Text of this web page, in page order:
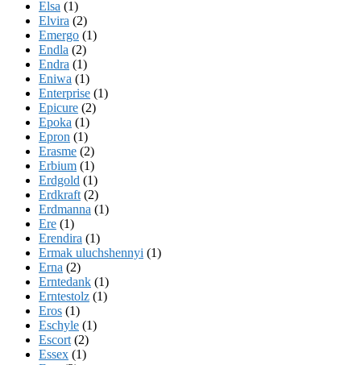
Elsa (1)
Elvira (2)
Emergo (1)
Endla (2)
Endra (1)
Eniwa (1)
Enterprise (1)
Epicure (2)
Epoka (1)
Epron (1)
Erasme (2)
Erbium (1)
Erdgold (1)
Erdkraft (2)
Erdmanna (1)
Ere (1)
Erendira (1)
Ermak uluchshennyi (1)
Erna (2)
Erntedank (1)
Erntestolz (1)
Eros (1)
Eschyle (1)
Escort (2)
Essex (1)